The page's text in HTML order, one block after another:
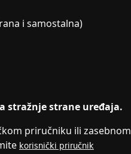
i samostalna)
stražnje strane uređaja.
priručniku ili zasebnom
korisnički priručnik